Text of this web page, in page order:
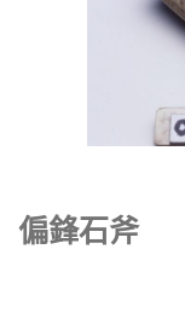
偏鋒石斧